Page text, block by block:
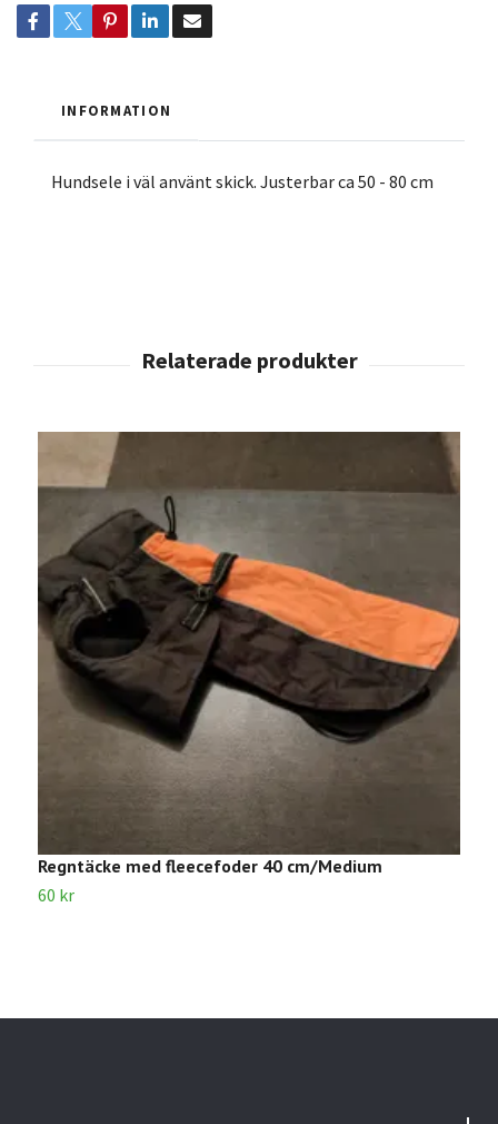
INFORMATION
Hundsele i väl använt skick. Justerbar ca 50 - 80 cm
Regntäcke med fleecefoder 40 cm/Medium
60 kr